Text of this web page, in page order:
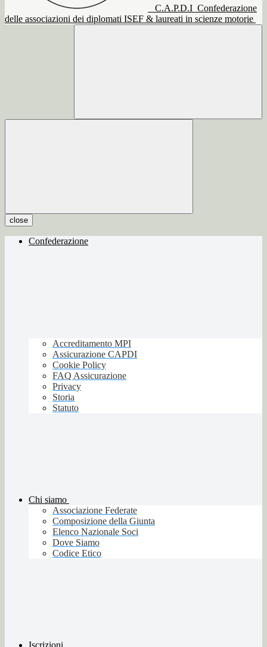
C.A.P.D.I Confederazione
delle associazioni dei diplomati ISEF & laureati in scienze motorie
close
Confederazione
Accreditamento MPI
Assicurazione CAPDI
Cookie Policy
FAQ Assicurazione
Privacy
Storia
Statuto
Chi siamo
Associazione Federate
Composizione della Giunta
Elenco Nazionale Soci
Dove Siamo
Codice Etico